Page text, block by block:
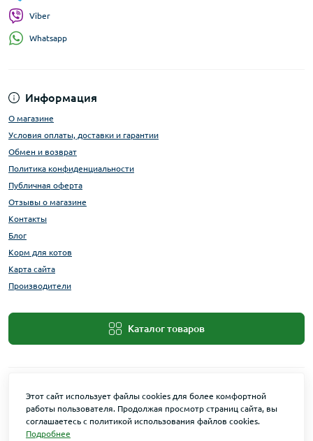
Информация
О магазине
Условия оплаты, доставки и гарантии
Обмен и возврат
Политика конфиденциальности
Публичная оферта
Отзывы о магазине
Контакты
Блог
Корм для котов
Карта сайта
Производители
Каталог товаров
Viber
Whatsapp
Этот сайт использует файлы cookies для более комфортной
работы пользователя. Продолжая просмотр страниц сайта, вы
соглашаетесь с политикой использования файлов cookies.
Подробнее